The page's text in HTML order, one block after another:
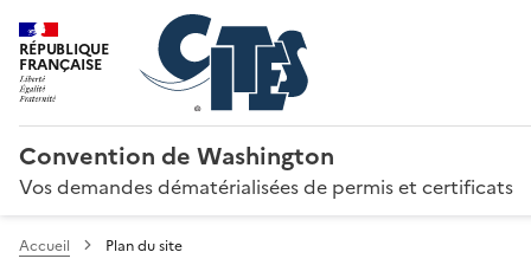
RÉPUBLIQUE
FRANÇAISE
Convention de Washington
Vos demandes dématérialisées de permis et certificats
Accueil Plan du site